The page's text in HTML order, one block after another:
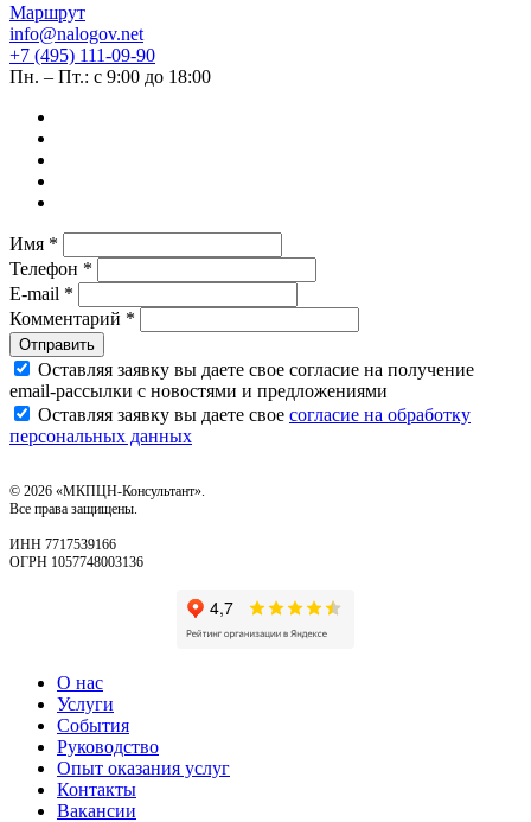
Маршрут
info@nalogov.net
+7 (495) 111-09-90
Пн. – Пт.: с 9:00 до 18:00
Имя *
Телефон *
E-mail *
Комментарий *
Отправить
Оставляя заявку вы даете свое согласие на получение
email‑рассылки с новостями и предложениями
Оставляя заявку вы даете свое согласие на обработку
персональных данных
© 2026 «МКПЦН-Консультант».
Все права защищены.
ИНН 7717539166
ОГРН 1057748003136
О нас
Услуги
События
Руководство
Опыт оказания услуг
Контакты
Вакансии